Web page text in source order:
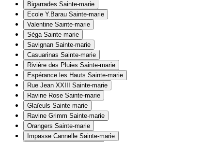
Bigarrades Sainte-marie
Ecole Y.Barau Sainte-marie
Valentine Sainte-marie
Séga Sainte-marie
Savignan Sainte-marie
Casuarinas Sainte-marie
Rivière des Pluies Sainte-marie
Espérance les Hauts Sainte-marie
Rue Jean XXIII
Sainte-marie
Ravine Rose Sainte-marie
Glaïeuls Sainte-marie
Ravine Grimm Sainte-marie
Orangers Sainte-marie
Impasse Cannelle Sainte-marie